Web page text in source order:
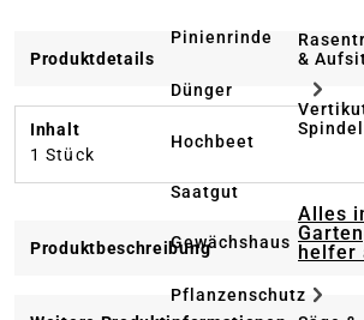
Pinienrinde
Dünger
Hochbeet
Saatgut
Gewächshaus
Pflanzenschutz
&
Alles
helfer
Produktdetails
Inhalt
1 Stück
Produktbeschreibung